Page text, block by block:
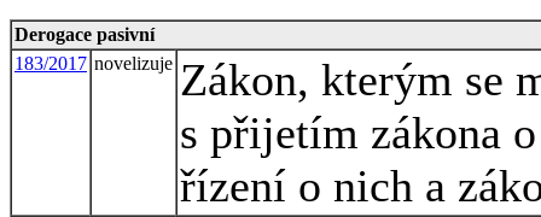
Derogace pasivní
183/2017 novelizuje Zákon, kterým se
s přijetím zákona
řízení o nich a